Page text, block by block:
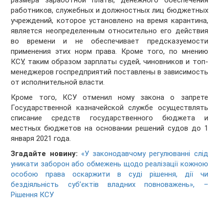
работников, служебных и должностных лиц бюджетных
учреждений, которое установлено на время карантина,
является неопределенным относительно его действия
во времени и не обеспечивает предсказуемости
применения этих норм права. Кроме того, по мнению
КСУ, таким образом зарплаты судей, чиновников и топ-
менеджеров госпредприятий поставлены в зависимость
от исполнительной власти.
Кроме того, КСУ отменил ному закона о запрете
Государственной казначейской службе осуществлять
списание средств государственного бюджета и
местных бюджетов на основании решений судов до 1
января 2021 года.
Згадайте новину: «У законодавчому регулюванні слід
уникати заборон або обмежень щодо реалізації кожною
особою права оскаржити в суді рішення, дії чи
бездіяльність суб’єктів владних повноважень», –
Рішення КСУ